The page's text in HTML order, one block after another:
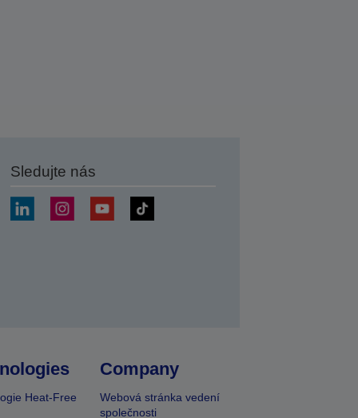
Sledujte nás
Heat-Free
Company
Webová stránka vedení
společnosti